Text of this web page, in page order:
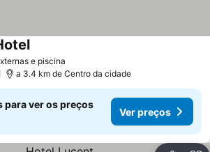
e piscina
a 3.4 km de Centro da cidade
para ver os preços
Ver preços